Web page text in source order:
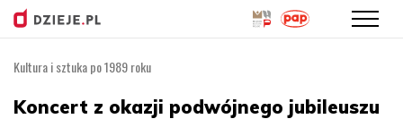
treści
Kultura i sztuka po 1989 roku
Koncert z okazji podwójnego jubileuszu